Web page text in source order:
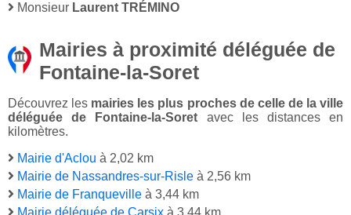
Monsieur Laurent TRÉMINO
Mairies à proximité déléguée de
Fontaine-la-Soret
Découvrez les mairies les plus proches de celle de la ville
déléguée de Fontaine-la-Soret avec les distances en
kilomètres.
Mairie d'Aclou à 2,02 km
Mairie de Nassandres-sur-Risle à 2,56 km
Mairie de Franqueville à 3,44 km
Mairie déléguée de Carsix à 3,44 km